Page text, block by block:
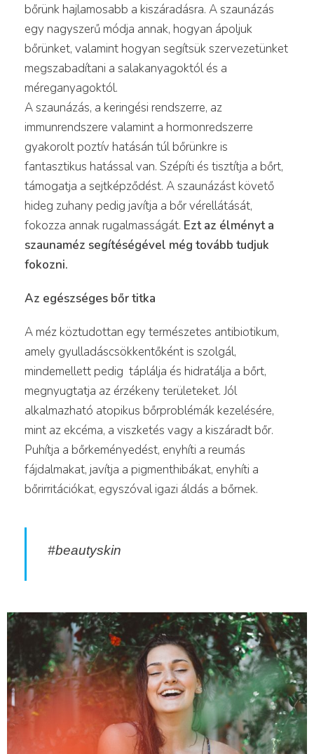
bőrünk hajlamosabb a kiszáradásra. A szaunázás
egy nagyszerű módja annak, hogyan ápoljuk
bőrünket, valamint hogyan segítsük szervezetünket
megszabadítani a salakanyagoktól és a
méreganyagoktól.
A szaunázás, a keringési rendszerre, az
immunrendszere valamint a hormonredszerre
gyakorolt poztív hatásán túl bőrünkre is
fantasztikus hatással van. Szépíti és tisztítja a bőrt,
támogatja a sejtképződést. A szaunázást követő
hideg zuhany pedig javítja a bőr vérellátását,
fokozza annak rugalmasságát. Ezt az élményt a
szaunaméz segítéségével még tovább tudjuk
fokozni.
Az egészséges bőr titka
A méz köztudottan egy természetes antibiotikum,
amely gyulladáscsökkentőként is szolgál,
mindemellett pedig táplálja és hidratálja a bőrt,
megnyugtatja az érzékeny területeket. Jól
alkalmazható atopikus bőrproblémák kezelésére,
mint az ekcéma, a viszketés vagy a kiszáradt bőr.
Puhítja a bőrkeményedést, enyhíti a reumás
fájdalmakat, javítja a pigmenthibákat, enyhíti a
bőrirritációkat, egyszóval igazi áldás a bőrnek.
#beautyskin